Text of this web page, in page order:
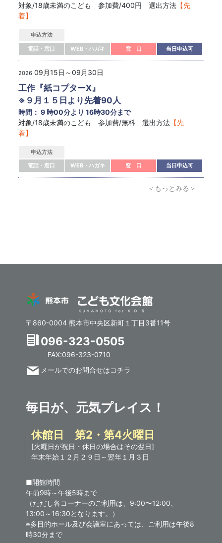
対象/18歳未満のこども 参加費/400円 選出方法 【先
着】
申込方法
電話・窓口
WEB・ハガキ 窓 口 当日申込可
2026 09月15日～09月30日
工作『紙コプターX』
※９月１５日より先着90人
時間： 9 時00分より 16時30分まで
対象/18歳未満のこども 参加費/無料 選出方法 【先
着】
申込方法
電話・窓口
WEB・ハガキ 窓 口 当日申込可
＜もっとみる＞
〒860-0004 熊本市中央区新町１丁目3番11号
096-323-0505
FAX:096-323-0710
メールでのお問合せはコチラ
毎日が、元気プレイス！
休館日 第2・第4火曜日
[火曜日が祝日・休日の場合はその翌日]
年末年始１２月２９日～翌年１月３日
■開館時間
午前9時～午後5時まで
（ただし各コーナーのご利用は、9:00〜12:00、
13:00～16:30となります。）
※多目的ホール及び会議室にあっては、ご利用は午後8
時30分まで